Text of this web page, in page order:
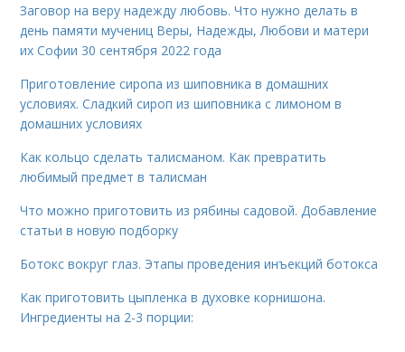
Заговор на веру надежду любовь. Что нужно делать в
день памяти мучениц Веры, Надежды, Любови и матери
их Софии 30 сентября 2022 года
Приготовление сиропа из шиповника в домашних
условиях. Сладкий сироп из шиповника с лимоном в
домашних условиях
Как кольцо сделать талисманом. Как превратить
любимый предмет в талисман
Что можно приготовить из рябины садовой. Добавление
статьи в новую подборку
Ботокс вокруг глаз. Этапы проведения инъекций ботокса
Как приготовить цыпленка в духовке корнишона.
Ингредиенты на 2-3 порции: